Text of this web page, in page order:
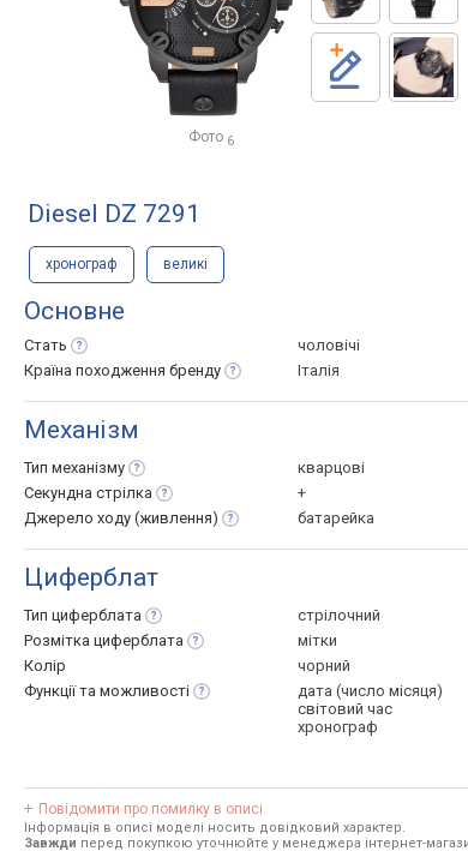
Фото 6
Diesel DZ 7291
хронограф великі
Основне
Стать
чоловічі
Країна походження бренду Італія
Механізм
Тип механізму
кварцові
Секундна стрілка
+
Джерело ходу (живлення) батарейка
Циферблат
Тип циферблата
стрілочний
Розмітка циферблата
мітки
Колір
чорний
Функції та можливості
дата (число місяця)
світовий час
хронограф
Повідомити про помилку в описі
Інформація в описі моделі носить довідковий характер.
Завжди перед покупкою уточнюйте у менеджера інтернет-